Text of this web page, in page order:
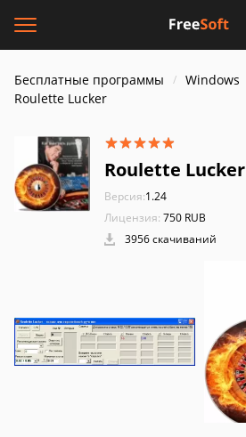
Бесплатные программы Windows
Roulette Lucker
Roulette Lucker
Версия:1.24
Лицензия: 750 RUB
3956 скачиваний